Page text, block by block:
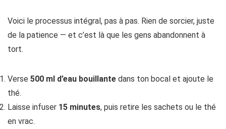
Voici le processus intégral, pas à pas. Rien de sorcier, juste
de la patience — et c’est là que les gens abandonnent à
tort.
Verse 500 ml d’eau bouillante dans ton bocal et ajoute le
thé.
Laisse infuser 15 minutes, puis retire les sachets ou le thé
en vrac.